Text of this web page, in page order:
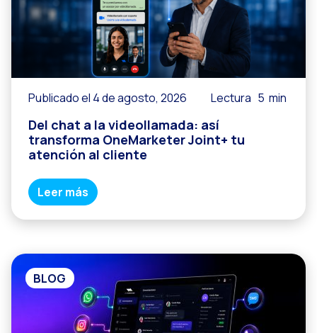
¡Prueba Gratuita!
Publicado el 4 de agosto, 2026 Lectura 5 min
Del chat a la videollamada: así
transforma OneMarketer Joint+ tu
atención al cliente
Leer más
BLOG